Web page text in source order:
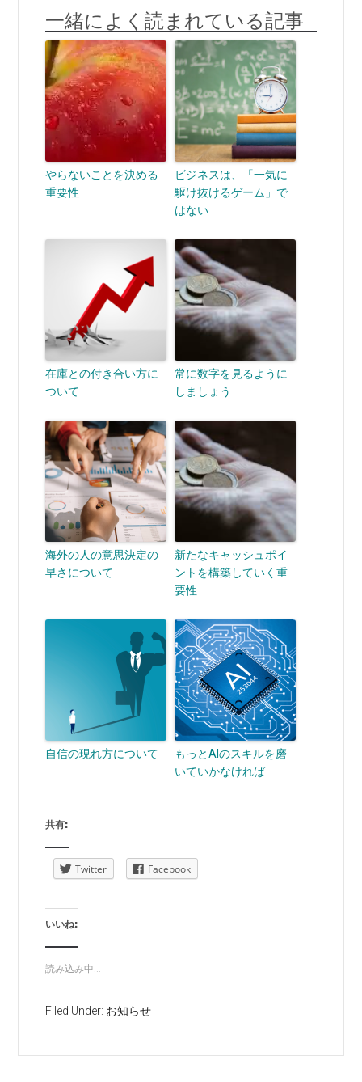
一緒によく読まれている記事
やらないことを決める
重要性
ビジネスは、「一気に
駆け抜けるゲーム」で
はない
在庫との付き合い方に
ついて
常に数字を見るように
しましょう
海外の人の意思決定の
早さについて
新たなキャッシュポイ
ントを構築していく重
要性
自信の現れ方について
もっとAIのスキルを磨
いていかなければ
共有:
Twitter Facebook
いいね:
読み込み中...
Filed Under: お知らせ